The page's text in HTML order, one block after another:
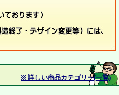
す ※ 詳しい商品カテゴリー(一覧)